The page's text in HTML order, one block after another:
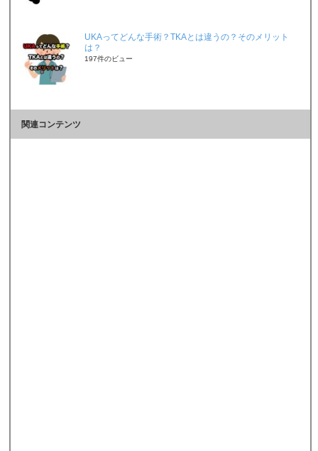
UKAってどんな手術？TKAとは違うの？そのメリット
は？
197件のビュー
関連コンテンツ